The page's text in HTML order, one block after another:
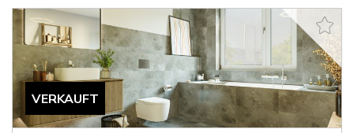
VERKAUFT